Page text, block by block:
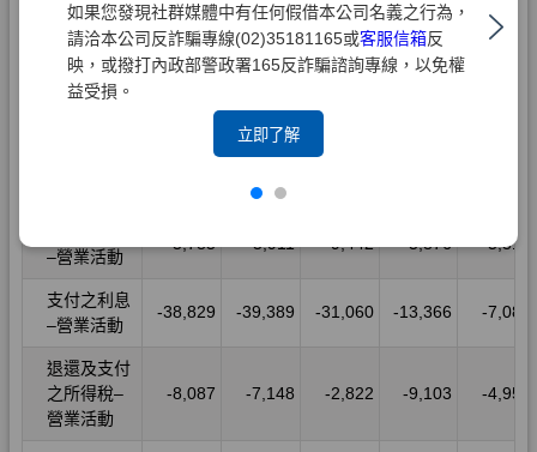
如果您發現社群媒體中有任何假借本公司名義之行為，
請洽本公司反詐騙專線(02)35181165或客服信箱反
映，或撥打內政部警政署165反詐騙諮詢專線，以免權
益受損。
立即了解